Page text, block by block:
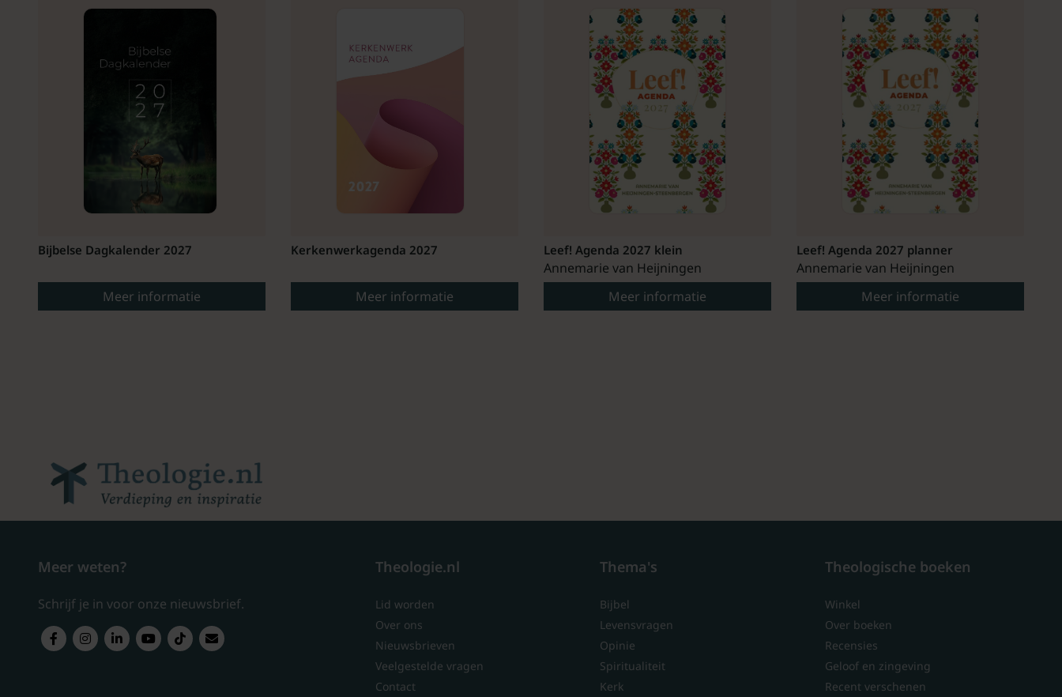
Bijbelse Dagkalender 2027
Meer informatie
Kerkenwerkagenda 2027
Meer informatie
Leef! Agenda 2027 klein
Annemarie van Heijningen
Meer informatie
Leef! Agenda 2027 planner
Annemarie van Heijningen
Meer informatie
Meer weten?
Schrijf je in voor onze nieuwsbrief.
Theologie.nl
Lid worden
Over ons
Nieuwsbrieven
Veelgestelde vragen
Contact
Thema's
Bijbel
Levensvragen
Opinie
Spiritualiteit
Kerk
Theologische boeken
Winkel
Over boeken
Recensies
Geloof en zingeving
Recent verschenen